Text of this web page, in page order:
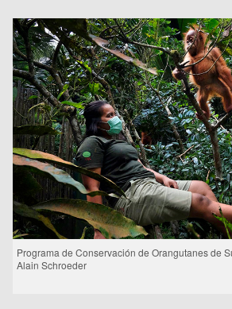
Programa de Conservación de Orangutanes de
Alain Schroeder